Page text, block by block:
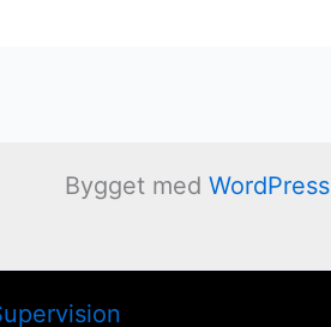
Bygget medWordPress